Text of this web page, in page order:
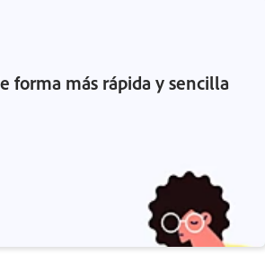
forma más rápida y sencilla